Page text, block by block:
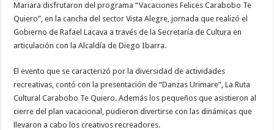
Mariara disfrutaron del programa “Vacaciones Felices Carabobo Te
Quiero”, en la cancha del sector Vista Alegre, jornada que realizó el
Gobierno de Rafael Lacava a través de la Secretaría de Cultura en
articulación con la Alcaldía de Diego Ibarra.
El evento que se caracterizó por la diversidad de actividades
recreativas, contó con la presentación de “Danzas Urimare”, La Ruta
Cultural Carabobo Te Quiero. Además los pequeños que asistieron al
cierre del plan vacacional, pudieron divertirse con las dinámicas que
llevaron a cabo los creativos recreadores.